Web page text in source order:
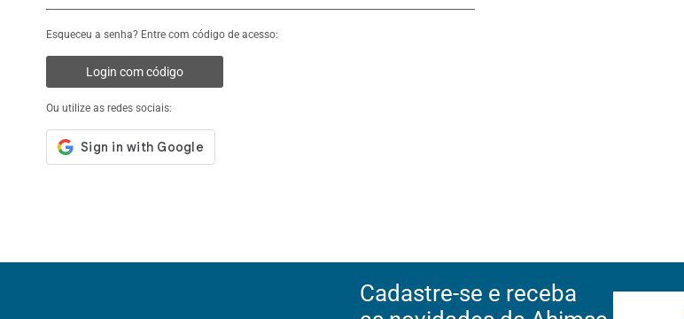
Esqueceu a senha? Entre com código de acesso:
Login com código
Ou utilize as redes sociais:
Cadastre-se e receba